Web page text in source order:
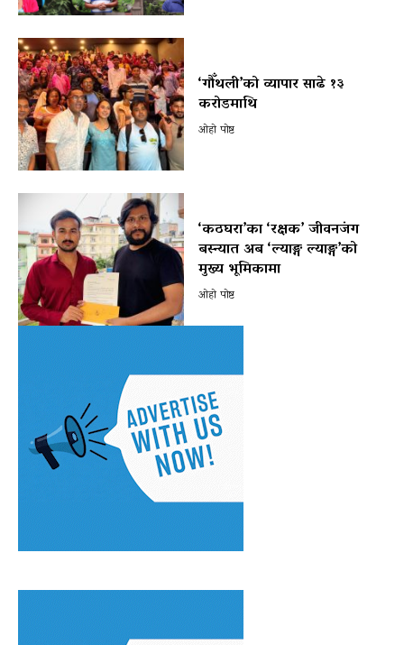
‘गौँथली’को व्यापार साढे १३
करोडमाथि
ओहो पोष्ट
‘कठघरा’का ‘रक्षक’ जीवनजंग
बस्न्यात अब ‘ल्याङ्ग ल्याङ्ग’को
मुख्य भूमिकामा
ओहो पोष्ट